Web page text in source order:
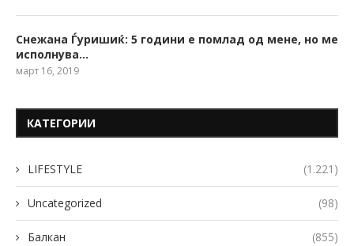
Снежана Ѓуришиќ: 5 години е помлад од мене, но ме
исполнува…
март 16, 2019
КАТЕГОРИИ
LIFESTYLE (1.221)
Uncategorized (98)
Балкан (855)